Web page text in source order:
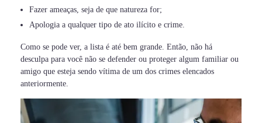
Fazer ameaças, seja de que natureza for;
Apologia a qualquer tipo de ato ilícito e crime.
Como se pode ver, a lista é até bem grande. Então, não há
desculpa para você não se defender ou proteger algum familiar ou
amigo que esteja sendo vítima de um dos crimes elencados
anteriormente.